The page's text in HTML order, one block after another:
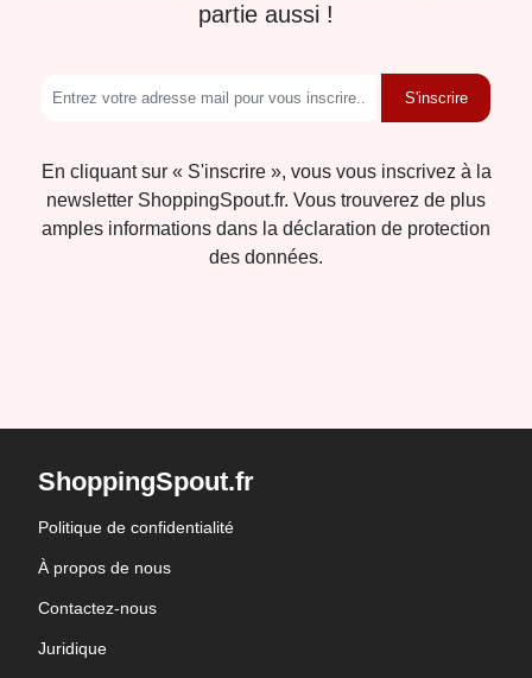
partie aussi !
S'inscrire
En cliquant sur « S'inscrire », vous vous inscrivez à la
newsletter ShoppingSpout.fr. Vous trouverez de plus
amples informations dans la déclaration de protection
des données.
ShoppingSpout.fr
Politique de confidentialité
À propos de nous
Contactez-nous
Juridique